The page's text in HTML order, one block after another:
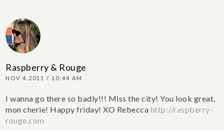
Raspberry & Rouge
NOV 4.2011 / 10:44 AM
I wanna go there so badly!!! Miss the city! You look great,
mon cherie! Happy friday! XO Rebecca http://raspberry-
rouge.com